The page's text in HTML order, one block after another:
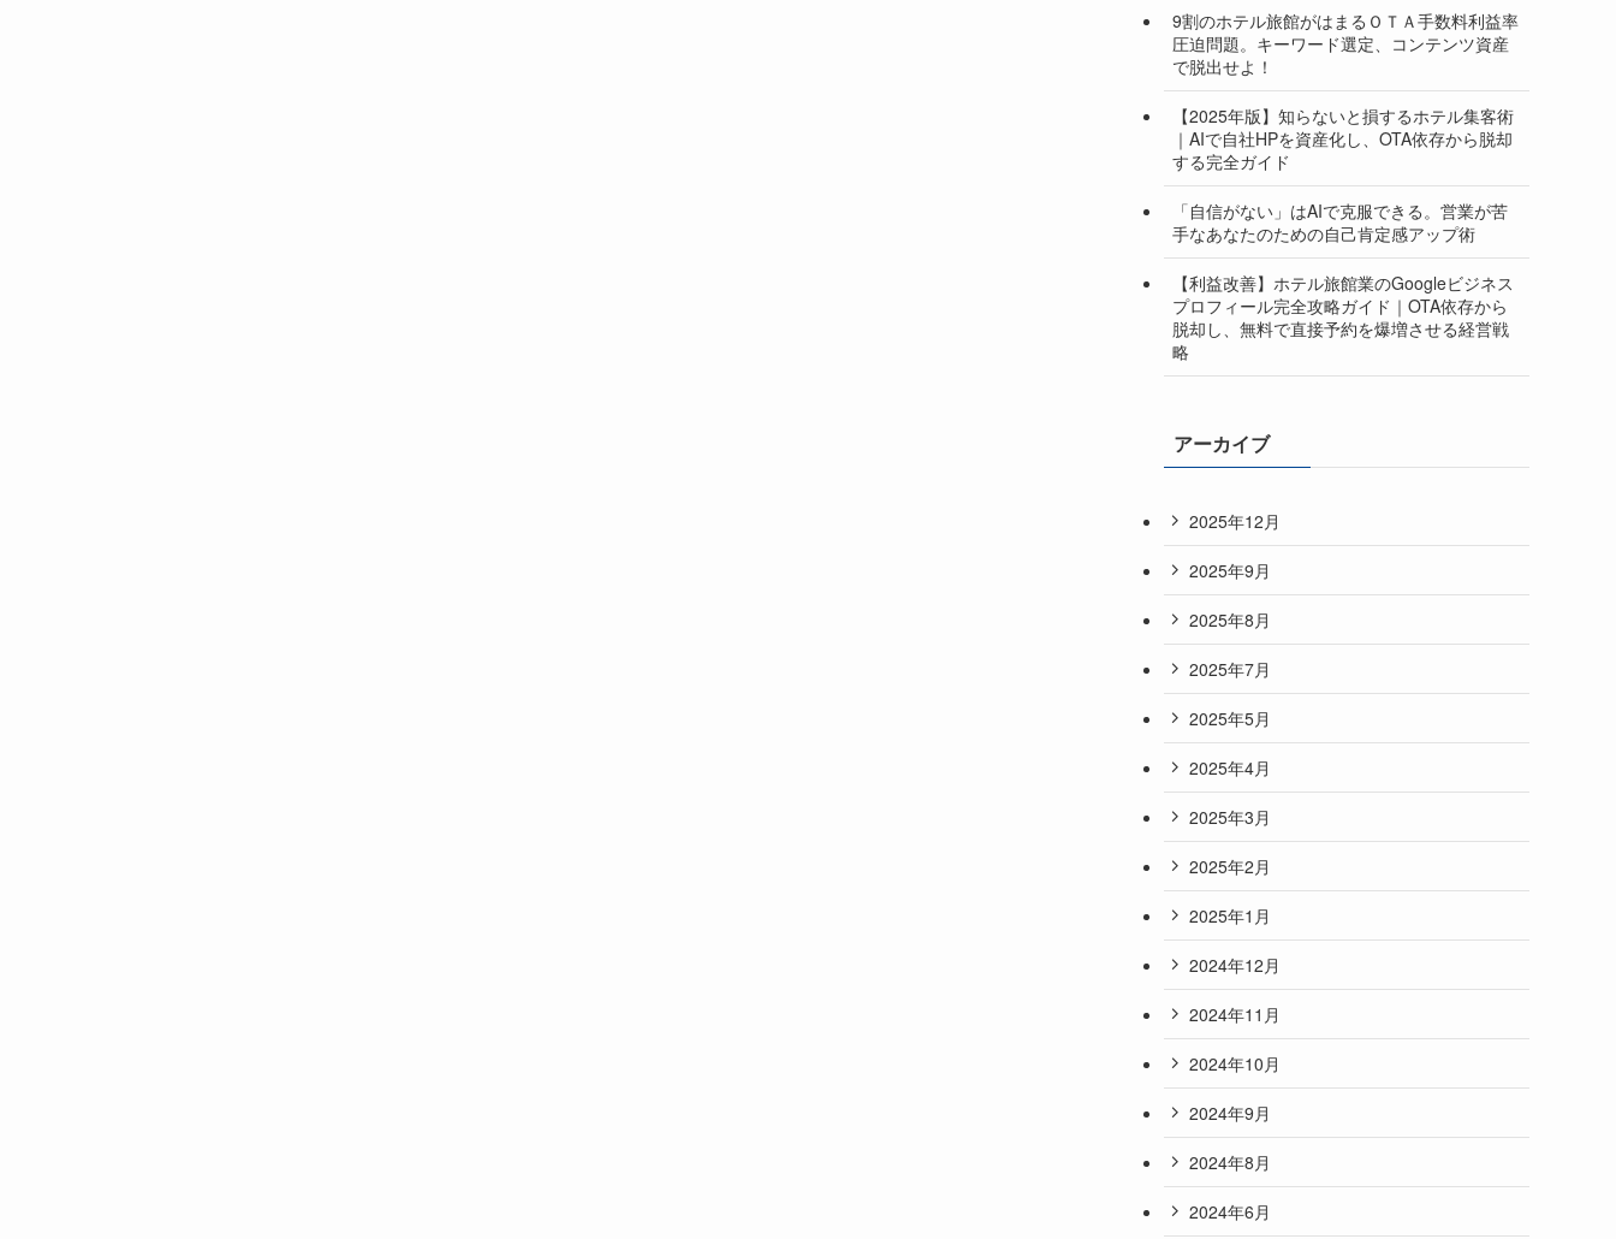
9割のホテル旅館がはまるＯＴＡ手数料利益率
圧迫問題。キーワード選定、コンテンツ資産
で脱出せよ！
【2025年版】知らないと損するホテル集客術
｜AIで自社HPを資産化し、OTA依存から脱却
する完全ガイド
「自信がない」はAIで克服できる。営業が苦
手なあなたのための自己肯定感アップ術
【利益改善】ホテル旅館業のGoogleビジネス
プロフィール完全攻略ガイド｜OTA依存から
脱却し、無料で直接予約を爆増させる経営戦
略
アーカイブ
2025年12月
2025年9月
2025年8月
2025年7月
2025年5月
2025年4月
2025年3月
2025年2月
2025年1月
2024年12月
2024年11月
2024年10月
2024年9月
2024年8月
2024年6月